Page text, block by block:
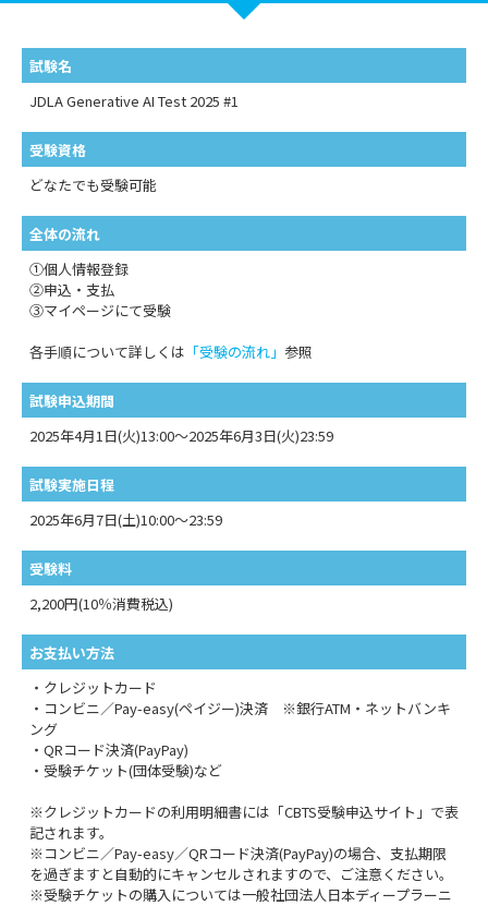
試験名
JDLA Generative AI Test 2025 #1
受験資格
どなたでも受験可能
全体の流れ
①個人情報登録
②申込・支払
③マイページにて受験
各手順について詳しくは 「受験の流れ」 参照
試験申込期間
2025年4月1日(火)13:00～2025年6月3日(火)23:59
試験実施日程
2025年6月7日(土)10:00～23:59
受験料
2,200円(10％消費税込)
お支払い方法
・クレジットカード
・コンビニ／Pay-easy(ペイジー)決済 ※銀行ATM・ネットバンキ
ング
・QRコード決済(PayPay)
・受験チケット(団体受験)など
※クレジットカードの利用明細書には「CBTS受験申込サイト」で表
記されます。
※コンビニ／Pay-easy／QRコード決済(PayPay)の場合、支払期限
を過ぎますと自動的にキャンセルされますので、ご注意ください。
※受験チケットの購入については一般社団法人日本ディープラーニ